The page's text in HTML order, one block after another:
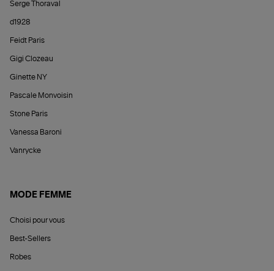
Serge Thoraval
d1928
Feidt Paris
Gigi Clozeau
Ginette NY
Pascale Monvoisin
Stone Paris
Vanessa Baroni
Vanrycke
MODE FEMME
Choisi pour vous
Best-Sellers
Robes